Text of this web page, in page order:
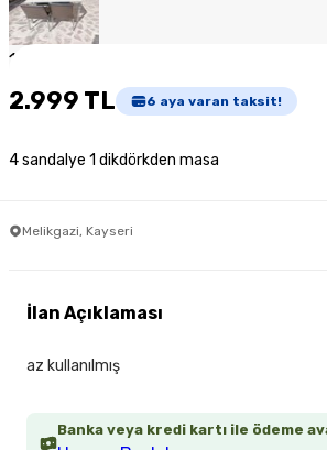
1
2.999 TL 6 aya varan taksit!
4 sandalye 1 dikdörkden masa
Melikgazi, Kayseri
Banka veya kredi kartı ile ödeme
İlan Açıklaması
az kullanılmış